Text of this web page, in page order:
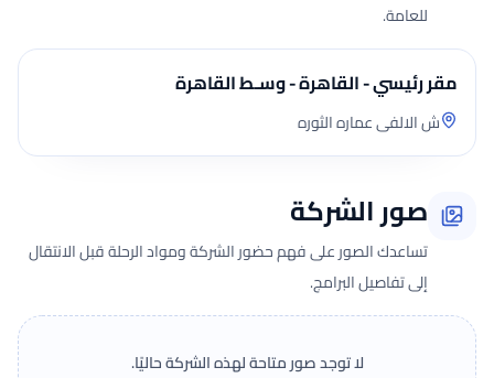
للعامة.
مقر رئيسي - القاهرة - وسـط القاهرة
ش الالفى عماره الثوره
صور الشركة
تساعدك الصور على فهم حضور الشركة ومواد الرحلة قبل الانتقال
إلى تفاصيل البرامج.
لا توجد صور متاحة لهذه الشركة حاليًا.